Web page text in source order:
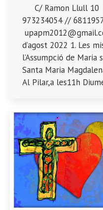
C/ Ramon Llull 10
973234054 //
d’agost 2022 1. Les
l’Assumpció de
Santa Maria
Al Pilar,a les11h